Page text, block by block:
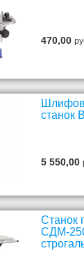
470,00
станок
5 550,00
Станок
СДМ-